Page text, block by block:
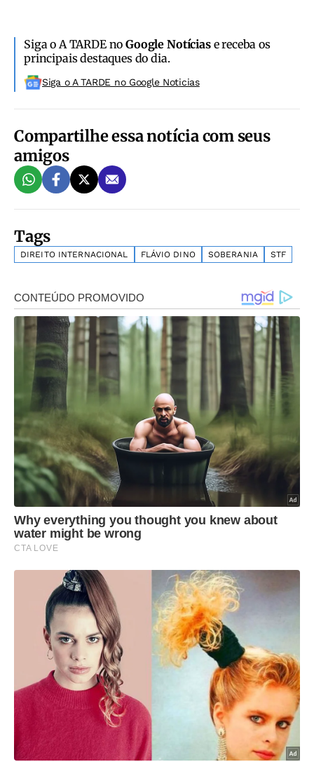
Siga o A TARDE noGoogle Notíciase receba os
principais destaques do dia.
Siga o A TARDE no Google Noticias
Compartilhe essa notícia com seus
amigos
Tags
DIREITO INTERNACIONAL FLÁVIO DINO SOBERANIA STF